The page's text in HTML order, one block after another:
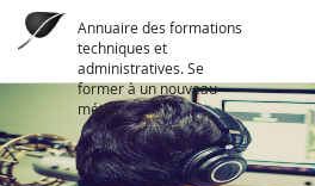
Annuaire des formations
techniques et
administratives. Se
former à un nouveau
métier